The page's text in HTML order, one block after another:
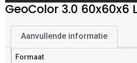
GeoColor 3.0 60x60x6
Aanvullende informatie
Formaat